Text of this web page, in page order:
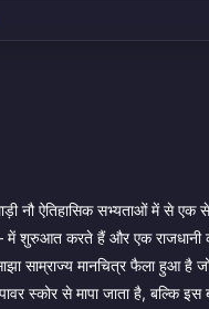
नौ ऐतिहासिक सभ्यताओं में से
— में शुरुआत करते हैं और एक
मानचित्र फैला हुआ है
स्कोर से मापा जाता है, बल्कि